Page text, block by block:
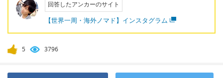
回答したアンカーのサイト
【世界一周・海外ノマド】インスタグラム
5 3796